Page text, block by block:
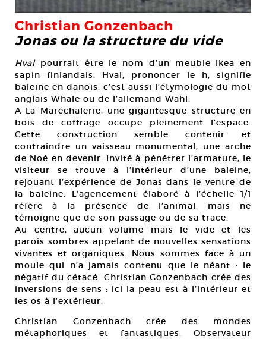
Christian Gonzenbach
Jonas ou la structure du vide
Hval pourrait être le nom d’un meuble Ikea en
sapin finlandais. Hval, prononcer le h, signifie
baleine en danois, c’est aussi l’étymologie du mot
anglais Whale ou de l’allemand Wahl.
A La Maréchalerie, une gigantesque structure en
bois de coffrage occupe pleinement l’espace.
Cette construction semble contenir et
contraindre un vaisseau monumental, une arche
de Noé en devenir. Invité à pénétrer l’armature, le
visiteur se trouve à l’intérieur d’une baleine,
rejouant l’expérience de Jonas dans le ventre de
la baleine. L’agencement élaboré à l’échelle 1/1
réfère à la présence de l’animal, mais ne
témoigne que de son passage ou de sa trace.
Au centre, aucun volume mais le vide et les
parois sombres appelant de nouvelles sensations
vivantes et organiques. Nous sommes face à un
moule qui n’a jamais contenu que le néant : le
négatif du cétacé. Christian Gonzenbach crée des
inversions de sens : ici la peau est à l’intérieur et
les os à l’extérieur.
Christian Gonzenbach crée des mondes
métaphoriques et fantastiques. Observateur